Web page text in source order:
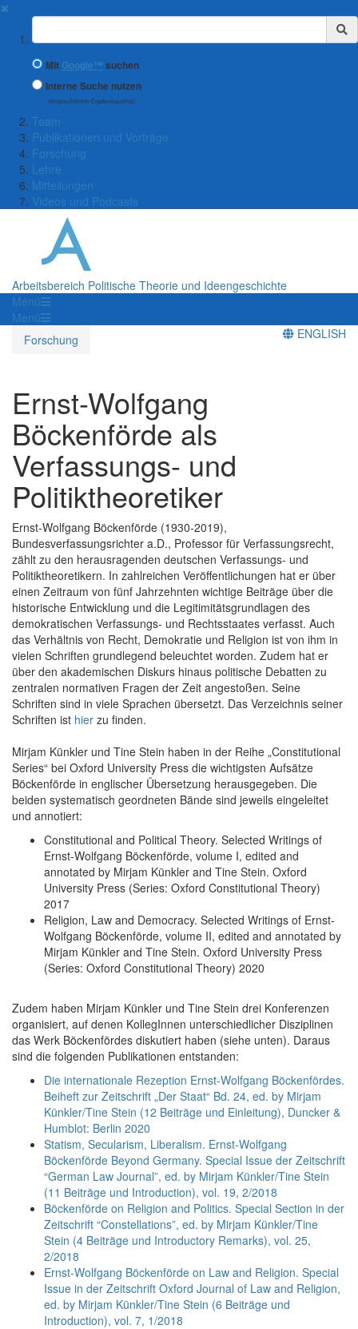
✖
Suchbegriff
Mit Google™ suchen
Interne Suche nutzen
(eingeschränkte Ergebnisqualität)
Team
Publikationen und Vorträge
Forschung
Lehre
Mitteilungen
Videos und Podcasts
Arbeitsbereich Politische Theorie und Ideengeschichte
Menü
Menü
Forschung
ENGLISH
Ernst-Wolfgang
Böckenförde als
Verfassungs- und
Politiktheoretiker
Ernst-Wolfgang Böckenförde (1930-2019),
Bundesverfassungsrichter a.D., Professor für Verfassungsrecht,
zählt zu den herausragenden deutschen Verfassungs- und
Politiktheoretikern. In zahlreichen Veröffentlichungen hat er über
einen Zeitraum von fünf Jahrzehnten wichtige Beiträge über die
historische Entwicklung und die Legitimitätsgrundlagen des
demokratischen Verfassungs- und Rechtsstaates verfasst. Auch
das Verhältnis von Recht, Demokratie und Religion ist von ihm in
vielen Schriften grundlegend beleuchtet worden. Zudem hat er
über den akademischen Diskurs hinaus politische Debatten zu
zentralen normativen Fragen der Zeit angestoßen. Seine
Schriften sind in viele Sprachen übersetzt. Das Verzeichnis seiner
Schriften ist hier zu finden.
Mirjam Künkler und Tine Stein haben in der Reihe „Constitutional
Series“ bei Oxford University Press die wichtigsten Aufsätze
Böckenförde in englischer Übersetzung herausgegeben. Die
beiden systematisch geordneten Bände sind jeweils eingeleitet
und annotiert:
Constitutional and Political Theory. Selected Writings of
Ernst-Wolfgang Böckenförde, volume I, edited and
annotated by Mirjam Künkler and Tine Stein. Oxford
University Press (Series: Oxford Constitutional Theory)
2017
Religion, Law and Democracy. Selected Writings of Ernst-
Wolfgang Böckenförde, volume II, edited and annotated by
Mirjam Künkler and Tine Stein. Oxford University Press
(Series: Oxford Constitutional Theory) 2020
Zudem haben Mirjam Künkler und Tine Stein drei Konferenzen
organisiert, auf denen KollegInnen unterschiedlicher Disziplinen
das Werk Böckenfördes diskutiert haben (siehe unten). Daraus
sind die folgenden Publikationen entstanden:
Die internationale Rezeption Ernst-Wolfgang Böckenfördes.
Beiheft zur Zeitschrift „Der Staat“ Bd. 24, ed. by Mirjam
Künkler/Tine Stein (12 Beiträge und Einleitung), Duncker &
Humblot: Berlin 2020
Statism, Secularism, Liberalism. Ernst-Wolfgang
Böckenförde Beyond Germany. Special Issue der Zeitschrift
“German Law Journal”, ed. by Mirjam Künkler/Tine Stein
(11 Beiträge und Introduction), vol. 19, 2/2018
Böckenförde on Religion and Politics. Special Section in der
Zeitschrift “Constellations”, ed. by Mirjam Künkler/Tine
Stein (4 Beiträge und Introductory Remarks), vol. 25,
2/2018
Ernst-Wolfgang Böckenförde on Law and Religion. Special
Issue in der Zeitschrift Oxford Journal of Law and Religion,
ed. by Mirjam Künkler/Tine Stein (6 Beiträge und
Introduction), vol. 7, 1/2018